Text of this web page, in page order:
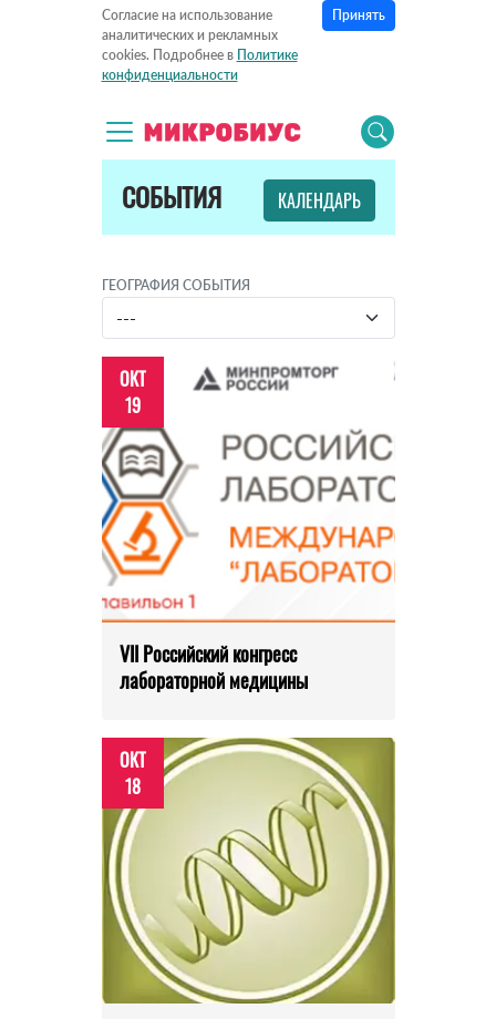
Согласие на использование
аналитических и рекламных
cookies. Подробнее в Политике
конфиденциальности
Принять
СОБЫТИЯ КАЛЕНДАРЬ
ГЕОГРАФИЯ СОБЫТИЯ
ОКТ
19
VII Российский конгресс
лабораторной медицины
ОКТ
18